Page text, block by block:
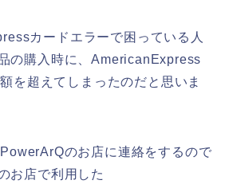
カードエラーで困っている人
の購入時に、AmericanExpress
を超えてしまったのだと思いま
のお店に連絡をするので
お店で利用した